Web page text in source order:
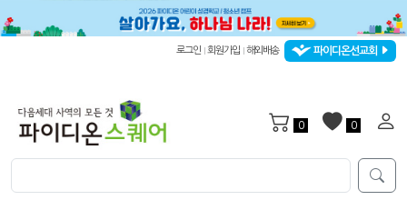
로그인 회원가입 해외배송 파이디온선교회
0 0